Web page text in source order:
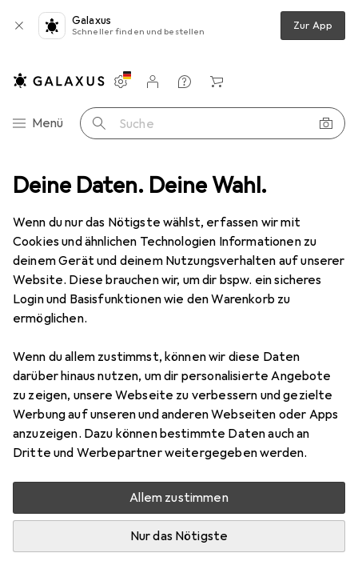
Deine Daten. Deine Wahl.
Wenn du nur das Nötigste wählst, erfassen wir mit
Cookies und ähnlichen Technologien Informationen zu
deinem Gerät und deinem Nutzungsverhalten auf unserer
Website. Diese brauchen wir, um dir bspw. ein sicheres
Login und Basisfunktionen wie den Warenkorb zu
ermöglichen.
Wenn du allem zustimmst, können wir diese Daten
darüber hinaus nutzen, um dir personalisierte Angebote
zu zeigen, unsere Webseite zu verbessern und gezielte
Werbung auf unseren und anderen Webseiten oder Apps
anzuzeigen. Dazu können bestimmte Daten auch an
Dritte und Werbepartner weitergegeben werden.
Allem zustimmen
Nur das Nötigste
Galaxus
Schneller finden und bestellen Zur App
Navigation nach Kategorien
Menü Suche
Einstellungen
Kundenkonto
Vergleichslisten
Merklisten
Warenkorb
Bike Veloteile Sattel + Zubehör Velosattel
5 Bilder
Wtb Volt
EUR
88,90
6
Bewertungen
Mehr als 10 Stück an Lager beim Lieferanten
Benachrichtigen, wenn schneller verfügbar
Lieferort angeben für genaue Lieferzeit